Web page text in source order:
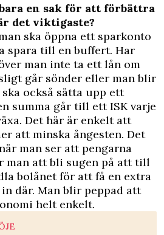
en sak för att förbättra
det viktigaste?
ska öppna ett sparkonto
spara till en buffert. Har
man inte ta ett lån om
går sönder eller man blir
ska också sätta upp ett
summa går till ett ISK varje
Det här är enkelt att
att minska ångesten. Det
man ser att pengarna
man att bli sugen på att till
bolånet för att få en extra
där. Man blir peppad att
helt enkelt.